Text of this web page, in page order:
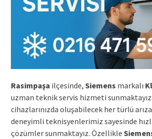
Rasimpaşa ilçesinde, Siemens markalı
uzman teknik servis hizmeti
cihazlarınızda oluşabilecek her türlü
deneyimli teknisyenlerimiz sayesinde
çözümler sunmaktayız. Özellikle